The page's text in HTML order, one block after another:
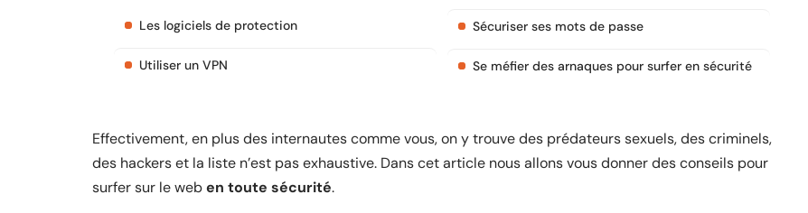
Les logiciels de protection
Utiliser un VPN
Sécuriser ses mots de passe
Se méfier des arnaques pour surfer en sécurité
Effectivement, en plus des internautes comme vous, on y trouve des prédateurs sexuels, des criminels,
des hackers et la liste n’est pas exhaustive. Dans cet article nous allons vous donner des conseils pour
surfer sur le weben toute sécurité.